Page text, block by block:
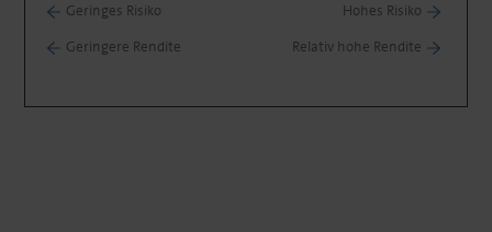
Geringes Risiko
Hohes Risiko
Geringere Rendite
Relativ hohe Rendite